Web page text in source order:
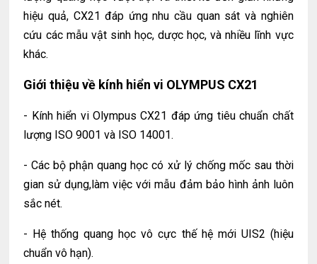
hiệu quả, CX21 đáp ứng nhu cầu quan sát và nghiên
cứu các mẫu vật sinh học, dược học, và nhiều lĩnh vực
khác.
Giới thiệu về kính hiển vi OLYMPUS CX21
- Kính hiển vi Olympus CX21 đáp ứng tiêu chuẩn chất
lượng ISO 9001 và ISO 14001.
- Các bộ phận quang học có xử lý chống mốc sau thời
gian sử dụng,làm việc với mẫu đảm bảo hình ảnh luôn
sắc nét.
- Hệ thống quang học vô cực thế hệ mới UIS2 (hiệu
chuẩn vô hạn).